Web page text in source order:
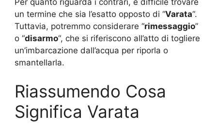
un termine che sia l’esatto opposto di “Varata“.
Tuttavia, potremmo considerare “rimessaggio”
o “disarmo“, che si riferiscono all’atto di togliere
un’imbarcazione dall’acqua per riporla o
smantellarla.
Riassumendo Cosa
Significa Varata